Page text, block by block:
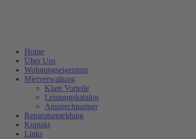
Home
Über Uns
Wohnungseigentum
Mietverwaltung
Klare Vorteile
Leistungskatalog
Ansprechpartner
Reparaturmeldung
Kontakt
Links